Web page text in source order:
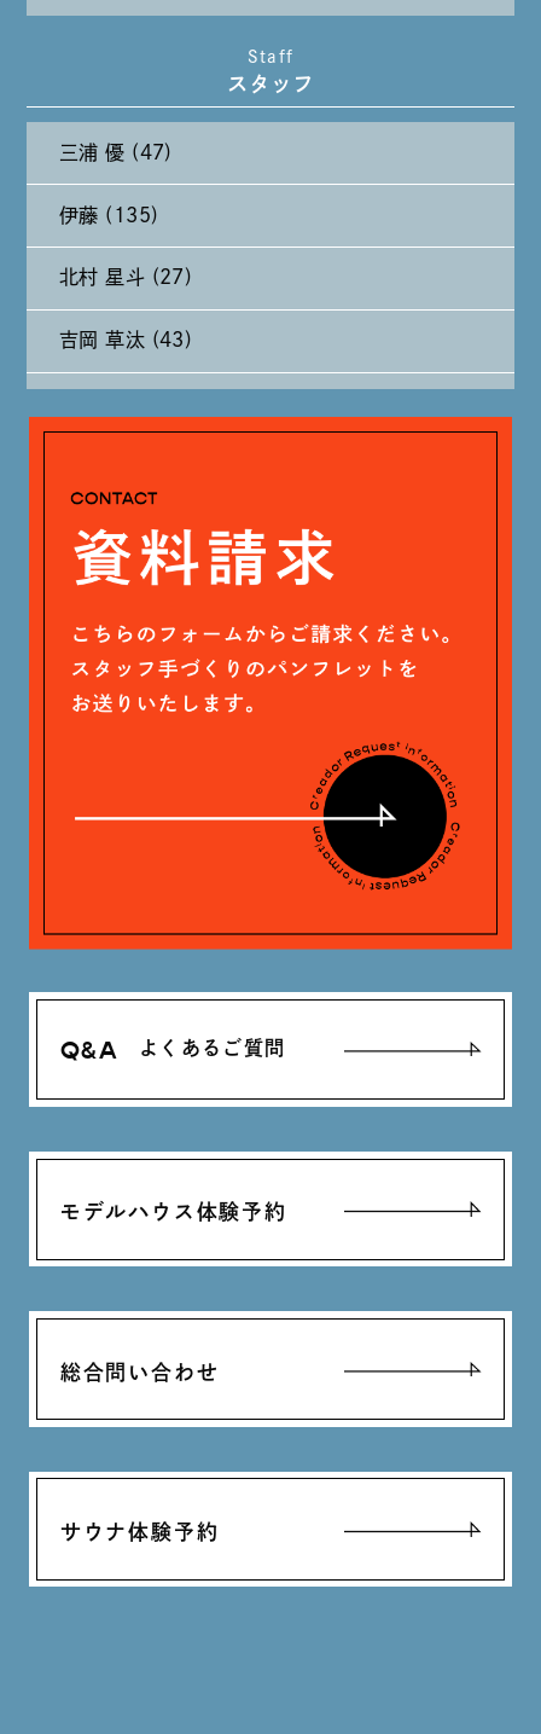
2024年9月 (11)
2024年8月 (11)
2024年7月 (11)
2024年6月 (12)
Staff
スタッフ
三浦 優 (47)
伊藤 (135)
北村 星斗 (27)
吉岡 草汰 (43)
戸田 好紀 (81)
木村 珠梨音 (101)
神定 龍杜 (13)
Q&A よくあるご質問
モデルハウス体験予約
総合問い合わせ
サウナ体験予約